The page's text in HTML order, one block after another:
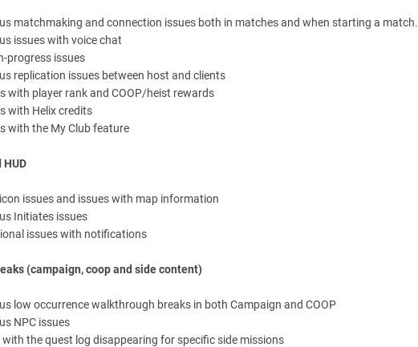
matchmaking and connection issues both in matches and when starting a match.
issues with voice chat
progress issues
replication issues between host and clients
with player rank and COOP/heist rewards
with Helix credits
with the My Club feature
HUD
icon issues and issues with map information
Initiates issues
issues with notifications
(campaign, coop and side content)
low occurrence walkthrough breaks in both Campaign and COOP
NPC issues
with the quest log disappearing for specific side missions